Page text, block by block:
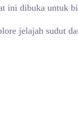
ini dibuka untuk
jelajah sudut